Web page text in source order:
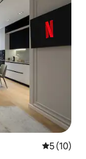
5 de uma
5 (10)